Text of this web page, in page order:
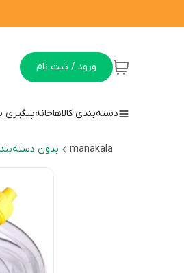
ورود / ثبت نام
دسته‌بندی کالاهاخانه
manakala بدون